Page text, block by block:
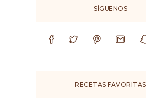
SÍGUENOS
RECETAS FAVORITAS